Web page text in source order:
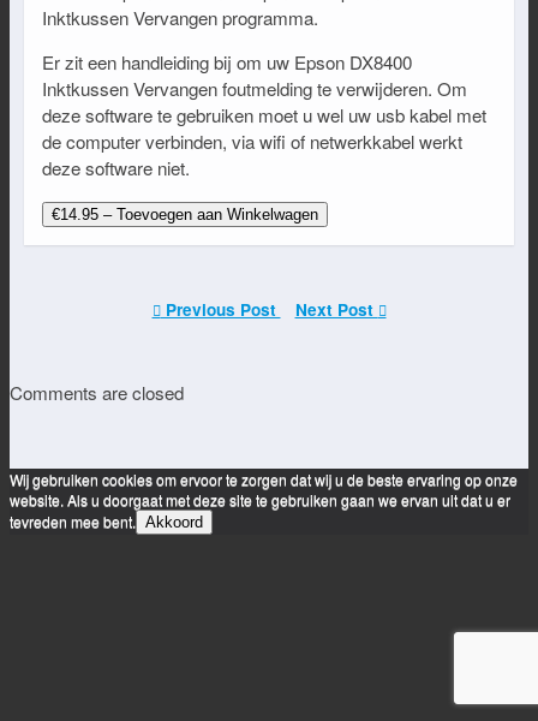
Inktkussen Vervangen programma.
Er zit een handleiding bij om uw Epson DX8400
Inktkussen Vervangen foutmelding te verwijderen. Om
deze software te gebruiken moet u wel uw usb kabel met
de computer verbinden, via wifi of netwerkkabel werkt
deze software niet.
€14.95 – Toevoegen aan Winkelwagen
Previous Post Next Post
Comments are closed
Wij gebruiken cookies om ervoor te zorgen dat wij u de beste ervaring op onze
website. Als u doorgaat met deze site te gebruiken gaan we ervan uit dat u er
tevreden mee bent. Akkoord